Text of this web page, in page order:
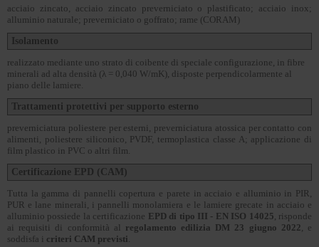
acciaio zincato, acciaio zincato preverniciato o plastificato; acciaio inox;
alluminio naturale; preverniciato o goffrato; rame (CORAM)
Isolamento
realizzato mediante uno strato di coibente di speciale configurazione, in fibre
minerali ad alta densità (λ = 0,040 W/mK), disposte perpendicolarmente al
piano delle lamiere.
Trattamenti protettivi per supporto esterno
preverniciatura poliestere per esterni, preverniciatura atossica per contatto con
alimenti, poliestere siliconico, PVDF, termoplastica classe A; applicazione di
film plastico in PVC o altri film.
Certificazione EPD (CAM)
Tutta la gamma di pannelli copertura e parete in acciaio e alluminio in PIR,
PUR e lane minerali, i pannelli monolamiera e le lamiere grecate in acciaio e
alluminio possiede la certificazione EPD di tipo III - EN ISO 14025 , risponde
ai requisiti di conformità al regolamento edilizia DM 23 giugno 2022 , e
soddisfa i criteri CAM previsti